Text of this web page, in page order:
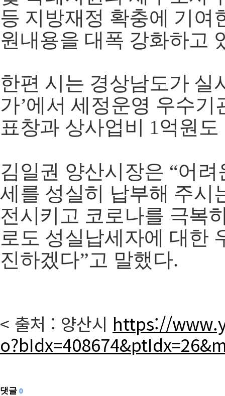
등 지방재정 확충에 기여
원내용을 대폭 강화하고
한편 시는 경상남도가 실
가’에서 세정운영 우수
표창과 상사업비 1억원
김일권 양산시장은 “어
세를 성실히 납부해 주시
전시키고 코로나를 극복
로도 성실납세자에 대한
진하겠다”고 말했다.
< 출처 : 양산시 https://
댓글 0